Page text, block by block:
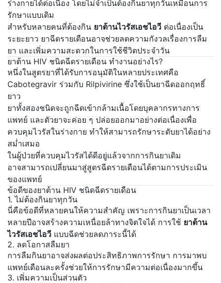
ร่างกายได้ต่อเนื่อง โดยไม่จำเป็นต้องกินยาทุกวันเหมือนการ
รักษาแบบเดิม
สำหรับหลายคนที่ต้องกิน ยาต้านไวรัสเอชไอวี ต่อเนื่องเป็น
ระยะยาว ยาฉีดรายเดือนอาจช่วยลดความกังวลเรื่องการลืม
ยา และเพิ่มความสะดวกในการใช้ชีวิตประจำวัน
ยาต้าน HIV ชนิดฉีดรายเดือน ทำงานอย่างไร?
หนึ่งในสูตรยาที่ได้รับการอนุมัติในหลายประเทศคือ
Cabotegravir ร่วมกับ Rilpivirine ซึ่งใช้เป็นยาฉีดออกฤทธิ์
ยาว
ยาทั้งสองชนิดจะถูกฉีดเข้ากล้ามเนื้อโดยบุคลากรทางการ
แพทย์ และตัวยาจะค่อย ๆ ปล่อยออกมาอย่างต่อเนื่องเพื่อ
ควบคุมไวรัสในร่างกาย ทำให้สามารถรักษาระดับยาได้อย่าง
สม่ำเสมอ
ในผู้ป่วยที่ควบคุมไวรัสได้ดีอยู่แล้วจากการกินยาเดิม
อาจสามารถเปลี่ยนมาสู่สูตรฉีดรายเดือนได้ตามการประเมิน
ของแพทย์
ข้อดีของยาต้าน HIV ชนิดฉีดรายเดือน
1. ไม่ต้องกินยาทุกวัน
นี่คือข้อดีที่หลายคนให้ความสำคัญ เพราะการกินยาเป็นเวลา
หลายปีอาจสร้างความเหนื่อยล้าทางจิตใจได้ การใช้ ยาต้าน
ไวรัสเอชไอวี แบบฉีดช่วยลดภาระนี้ได้
2. ลดโอกาสลืมยา
การลืมกินยาอาจส่งผลต่อประสิทธิภาพการรักษา การมาพบ
แพทย์เดือนละครั้งช่วยให้การรักษามีความต่อเนื่องมากขึ้น
3. เพิ่มความเป็นส่วนตัว